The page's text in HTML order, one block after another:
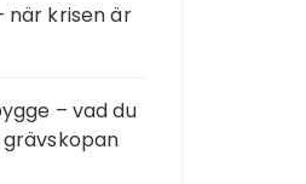
när krisen är
– vad du